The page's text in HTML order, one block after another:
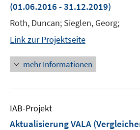
(01.06.2016 - 31.12.2019)
Roth, Duncan; Sieglen, Georg;
Link zur Projektseite
mehr Informationen
IAB-Projekt
Aktualisierung VALA